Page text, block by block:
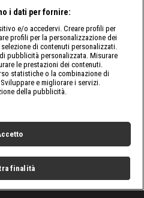
i dati per fornire:
e/o accedervi. Creare profili per
profili per la personalizzazione dei
di contenuti personalizzati.
pubblicità personalizzata. Misurare
le prestazioni dei contenuti.
statistiche o la combinazione di
e migliorare i servizi.
della pubblicità.
finalità